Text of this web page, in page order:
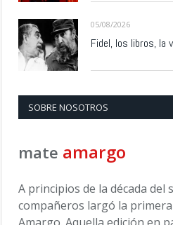
05/08/2026
Fidel, los libros, la
SOBRE NOSOTROS
mate amargo
A principios de la década
compañeros largó la